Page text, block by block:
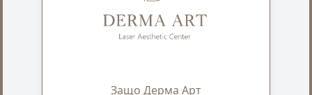
Защо Дерма Арт